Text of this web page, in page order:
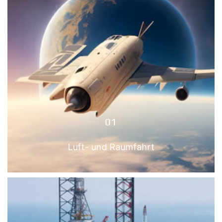
01
Luft- und Raumfahrt